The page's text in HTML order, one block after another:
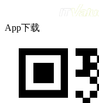
App下载